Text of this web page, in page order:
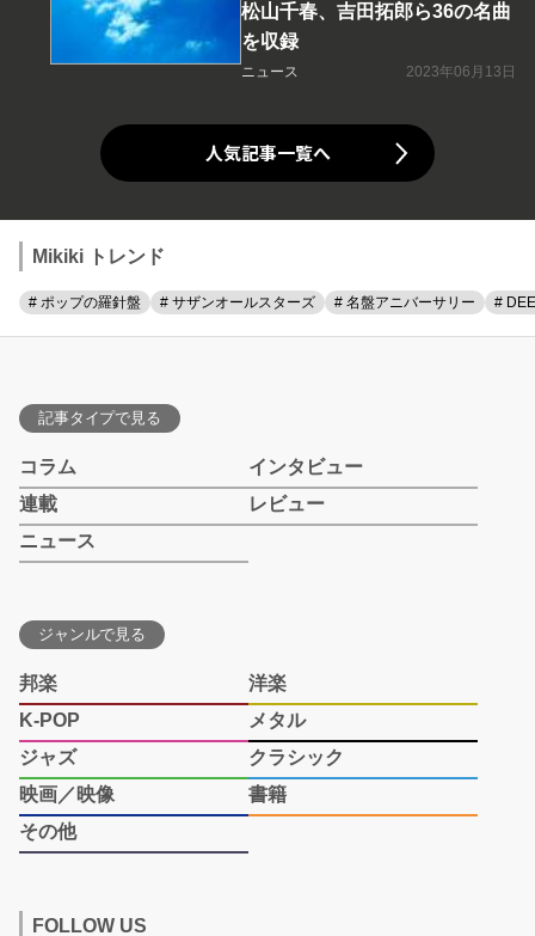
松山千春、吉田拓郎ら36の名曲
を収録
ニュース 2023年06月13日
人気記事一覧へ
Mikiki トレンド
# ポップの羅針盤 # サザンオールスターズ # 名盤アニバーサリー #
記事タイプで見る
コラム
インタビュー
連載
レビュー
ニュース
ジャンルで見る
邦楽
洋楽
K-POP
メタル
ジャズ
クラシック
映画／映像
書籍
その他
FOLLOW US